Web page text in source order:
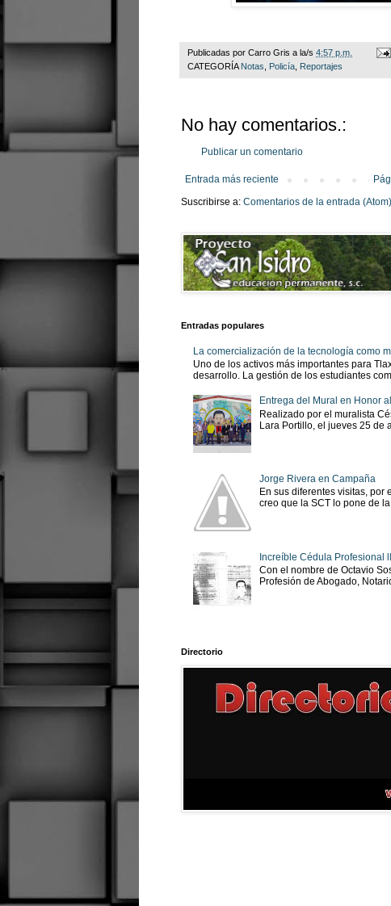
Publicadas por Carro Gris a la/s 4:57 p.m.
CATEGORÍA Notas Policía Reportajes
No hay comentarios.:
Publicar un comentario
Entrada más reciente
Suscribirse a: Comentarios de la entrada (Atom)
Entradas populares
La comercialización de la tecnología como
Uno de los activos más importantes para
desarrollo. La gestión de los estudiantes
Entrega del Mural en Honor
Realizado por el muralista
Lara Portillo, el jueves 25 de
Jorge Rivera en Campaña
En sus diferentes visitas, por
creo que la SCT lo pone de
Increíble Cédula Profesional
Con el nombre de Octavio
Profesión de Abogado,
Directorio